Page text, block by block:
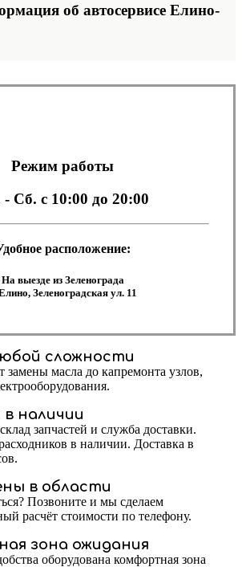
об автосервисе Елино-
Режим работы
- Сб. с 10:00 до 20:00
расположение:
На выезде из Зеленограда
Зеленоградская ул. 11
сложности
масла до капремонта узлов,
наличии
запчастей и служба доставки.
в наличии. Доставка в
в области
Позвоните и мы сделаем
расчёт стоимости по телефону.
зона ожидания
оборудована комфортная зона